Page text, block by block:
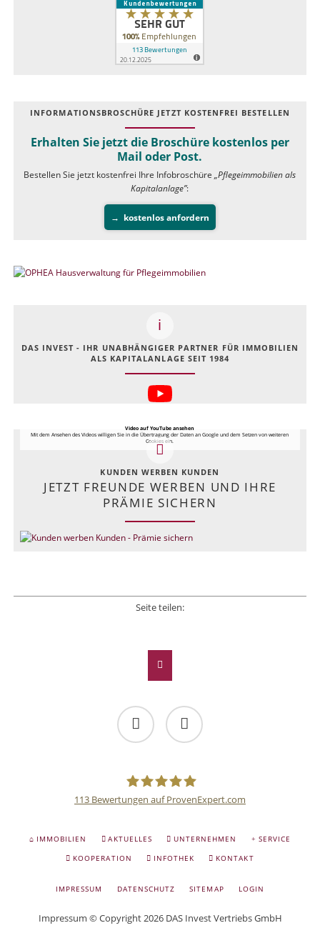
INFOR­MATIONS­BROSCHÜRE JETZT KOSTEN­FREI BESTELLEN
Erhalten Sie jetzt die Broschüre kostenlos per
Mail oder Post.
Bestellen Sie jetzt kostenfrei Ihre Infobroschüre„Pflegeimmobilien als
Kapitalanlage”:
kostenlos anfordern
DAS INVEST - IHR UNABHÄNGIGER PARTNER FÜR IMMOBILIEN
ALS KAPITALANLAGE SEIT 1984
Video auf YouTube ansehen
Mit dem Ansehen des Videos willigen Sie in die Übertragung der Daten an Google und dem Setzen von weiteren
Cookies ein.
KUNDEN WERBEN KUNDEN
JETZT FREUNDE WERBEN UND IHRE
PRÄMIE SICHERN
Seite teilen:
Anlage
und
113 Bewertungen auf ProvenExpert.com
NAVIGATION
IMMOBILIEN AKTUELLES UNTERNEHMEN
SERVICE
KOOPERATION
INFOTHEK KONTAKT
NAVIGATION
IMPRESSUM DATENSCHUTZ SITEMAP LOGIN
Impressum © Copyright 2026 DAS Invest Vertriebs GmbH